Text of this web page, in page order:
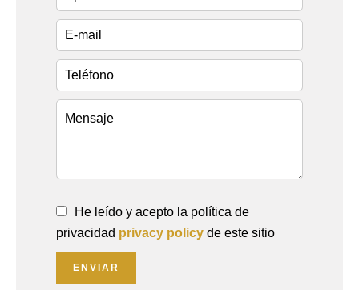
He leído y acepto la política de
privacidad privacy policy de este sitio
ENVIAR